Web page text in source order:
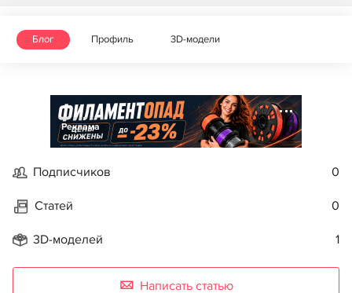
Блог Профиль 3D-модели
Реклама
Подписчиков 0
Статей 0
3D-моделей 1
Написать статью